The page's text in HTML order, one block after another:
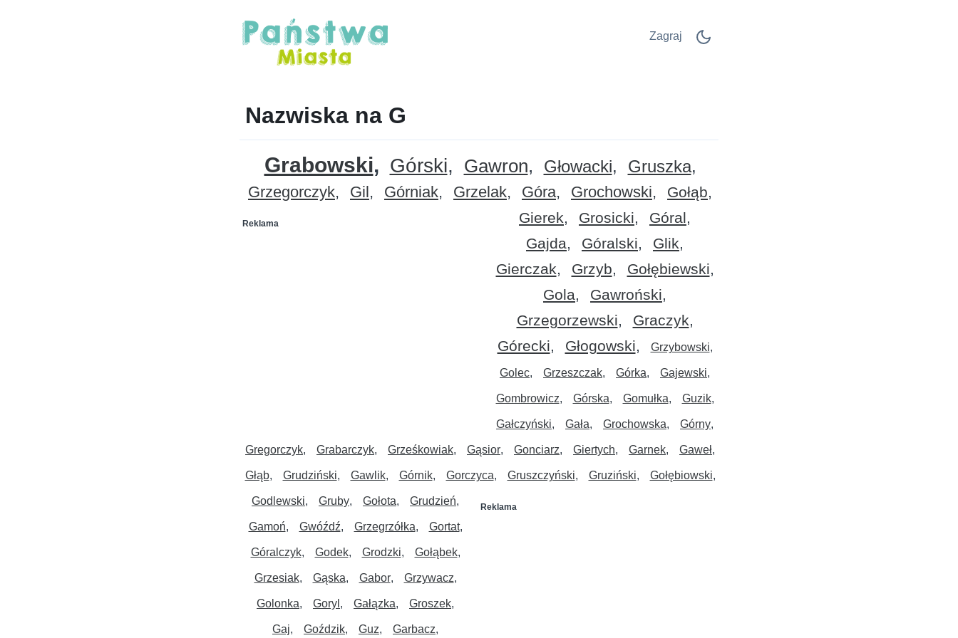
Zagraj
Nazwiska na G
Grabowski Górski Gawron Głowacki Gruszka
Grzegorczyk Gil Górniak Grzelak Góra Grochowski
Gołąb
Gierek
Grosicki Góral
Reklama
Gajda Góralski
Glik
Gierczak
Grzyb
Gołębiewski
Gola
Gawroński
Grzegorzewski
Graczyk
Górecki
Głogowski Grzybowski
Golec Grzeszczak Górka Gajewski
Gombrowicz Górska Gomułka Guzik
Gałczyński Gała Grochowska Górny
Gregorczyk Grabarczyk Grześkowiak Gąsior Gonciarz Giertych Garnek Gaweł
Głąb Grudziński Gawlik Górnik Gorczyca Gruszczyński Gruziński Gołębiowski
Godlewski Gruby Gołota Grudzień Reklama
Gamoń Gwóźdź Grzegrzółka Gortat
Góralczyk Godek Grodzki Gołąbek
Grzesiak Gąska Gabor Grzywacz
Golonka Goryl Gałązka Groszek
Gaj Goździk Guz Garbacz